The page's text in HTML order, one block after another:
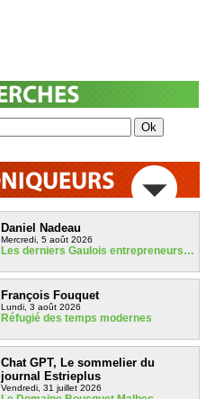
Daniel Nadeau
Mercredi, 5 août 2026
Les derniers Gaulois entrepreneurs…
François Fouquet
Lundi, 3 août 2026
Réfugié des temps modernes
Chat GPT, Le sommelier du
journal Estrieplus
Vendredi, 31 juillet 2026